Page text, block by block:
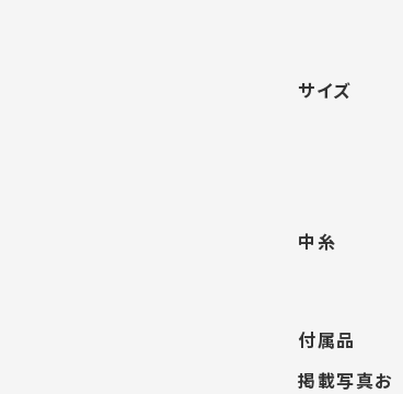
サイズ
中糸
付属品
掲載写真お